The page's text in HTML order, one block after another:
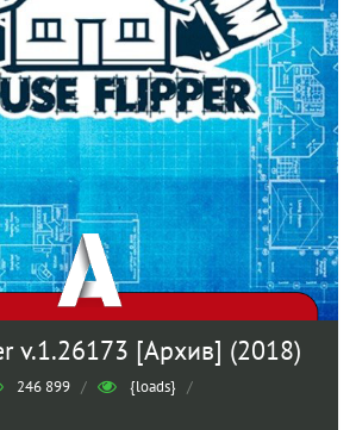
v.1.26173 [Архив] (2018)
246 899 / {loads} /